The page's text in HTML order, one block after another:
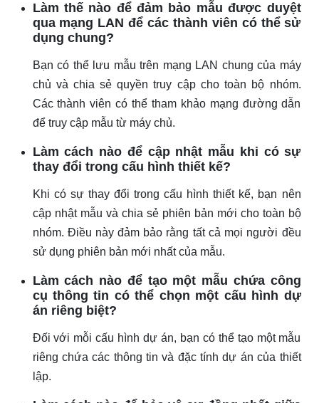
Làm thế nào để đảm bảo mẫu được duyệt
qua mạng LAN để các thành viên có thể sử
dụng chung?
Bạn có thể lưu mẫu trên mạng LAN chung của máy
chủ và chia sẻ quyền truy cập cho toàn bộ nhóm.
Các thành viên có thể tham khảo mạng đường dẫn
để truy cập mẫu từ máy chủ.
Làm cách nào để cập nhật mẫu khi có sự
thay đổi trong cấu hình thiết kế?
Khi có sự thay đổi trong cấu hình thiết kế, bạn nên
cập nhật mẫu và chia sẻ phiên bản mới cho toàn bộ
nhóm. Điều này đảm bảo rằng tất cả mọi người đều
sử dụng phiên bản mới nhất của mẫu.
Làm cách nào để tạo một mẫu chứa công
cụ thông tin có thể chọn một cấu hình dự
án riêng biệt?
Đối với mỗi cấu hình dự án, bạn có thể tạo một mẫu
riêng chứa các thông tin và đặc tính dự án của thiết
lập.